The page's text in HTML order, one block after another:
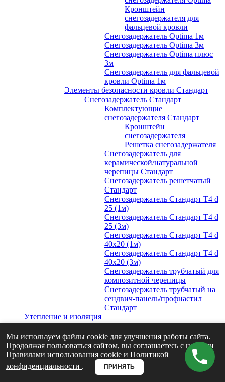
Кронштейн
снегозадержателя для
фальцевой кровли
Снегозадержатель Optima 1м
Снегозадержатель Optima 3м
Снегозадержатель Optima плюс
3м
Снегозадержатель для фальцевой
кровли Optima 1м
Элементы безопасности кровли Стандарт
Снегозадержатель Стандарт
Комплектующие
снегозадержателя Стандарт
Кронштейн
снегозадержателя
Решетка снегозадержателя
Снегозадержатель для
керамической/натуральной
черепицы Стандарт
Снегозадержатель решетчатый
Стандарт
Снегозадержатель Стандарт Т4 d
25 (1м)
Снегозадержатель Стандарт Т4 d
25 (3м)
Снегозадержатель Стандарт Т4 d
40х20 (1м)
Снегозадержатель Стандарт Т4 d
40х20 (3м)
Снегозадержатель трубчатый для
композитной черепицы
Снегозадержатель трубчатый на
сендвич-панель/профнастил
Стандарт
Утепление и изоляция
Гидро-ветрозащита и пароизоляция
Grand Line
Утеплитель для кровли
Для мансарды
Для чердачных перекрытий
Вентиляция
Мы используем файлы cookie для улучшения работы сайта.
Продолжая пользоваться сайтом, вы соглашаетесь с нашими
Правилами использования cookie и Политикой
конфиденциальности . ПРИНЯТЬ